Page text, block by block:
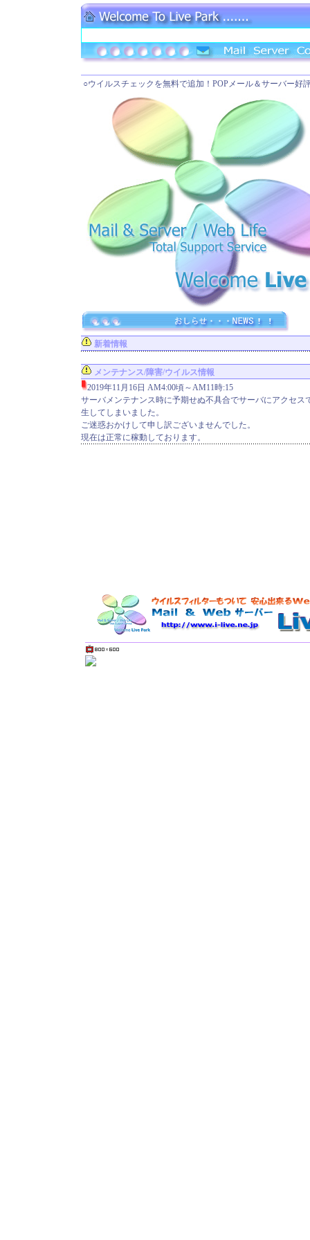
○ウイルスチェックを無料で追加！POPメール＆サーバー好
新着情報
メンテナンス/障害/ウイルス情報
2019年11月16日 AM4:00頃～AM11時:15
サーバメンテナンス時に予期せぬ不具合でサーバにアクセス
生してしまいました。
ご迷惑おかけして申し訳ございませんでした。
現在は正常に稼動しております。